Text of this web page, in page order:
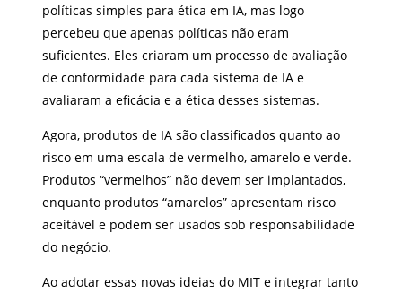
políticas simples para ética em IA, mas logo
percebeu que apenas políticas não eram
suficientes. Eles criaram um processo de avaliação
de conformidade para cada sistema de IA e
avaliaram a eficácia e a ética desses sistemas.
Agora, produtos de IA são classificados quanto ao
risco em uma escala de vermelho, amarelo e verde.
Produtos “vermelhos” não devem ser implantados,
enquanto produtos “amarelos” apresentam risco
aceitável e podem ser usados sob responsabilidade
do negócio.
Ao adotar essas novas ideias do MIT e integrar tanto